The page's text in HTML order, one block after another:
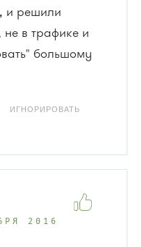
и решили
не в трафике и
большому
ИГНОРИРОВАТЬ
2016